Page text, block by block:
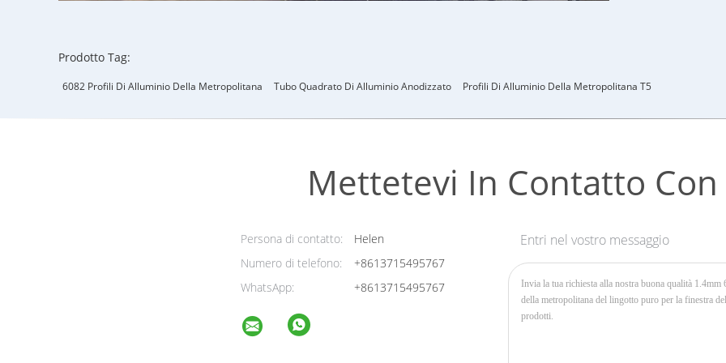
Prodotto Tag:
6082 Profili Di Alluminio Della Metropolitana Tubo Quadrato Di Alluminio Anodizzato Profili Di Alluminio Della Metropolitana T5
Mettetevi In ​​contatto
Persona di contatto:
Helen
Numero di telefono:
+8613715495767
WhatsApp:
+8613715495767
Entri nel vostro messaggio